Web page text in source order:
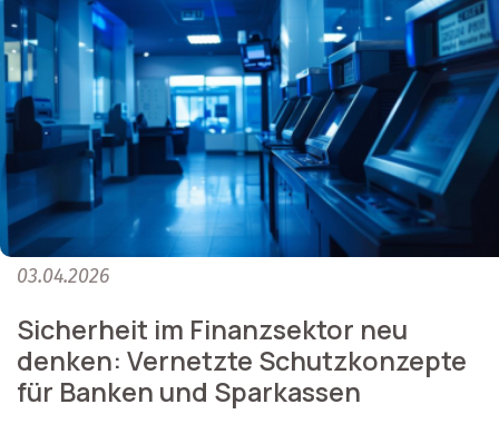
03.04.2026
Sicherheit im Finanzsektor neu
denken: Vernetzte Schutzkonzepte
für Banken und Sparkassen